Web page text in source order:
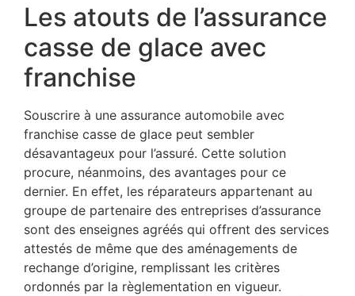
Les atouts de l’assurance
casse de glace avec
franchise
Souscrire à une assurance automobile avec
franchise casse de glace peut sembler
désavantageux pour l’assuré. Cette solution
procure, néanmoins, des avantages pour ce
dernier. En effet, les réparateurs appartenant au
groupe de partenaire des entreprises d’assurance
sont des enseignes agréés qui offrent des services
attestés de même que des aménagements de
rechange d’origine, remplissant les critères
ordonnés par la règlementation en vigueur.